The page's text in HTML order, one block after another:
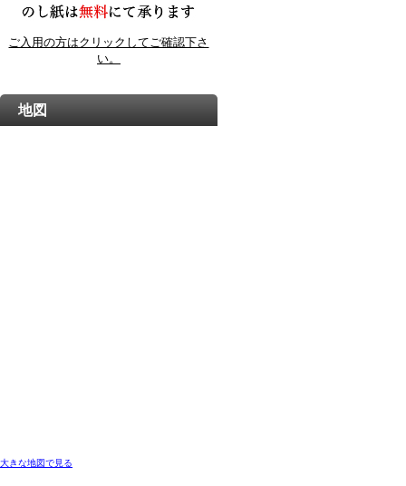
ご入用の方はクリックしてご確認下さ
い。
地図
大きな地図で見る